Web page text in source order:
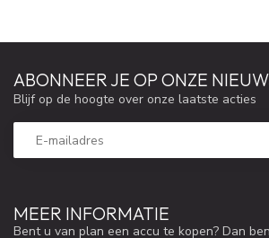
MEER INFORMATIE
Bent u van plan een accu te kopen? Dan
ABONNEER JE OP ONZE
Blijf op de hoogte over onze laatste acties